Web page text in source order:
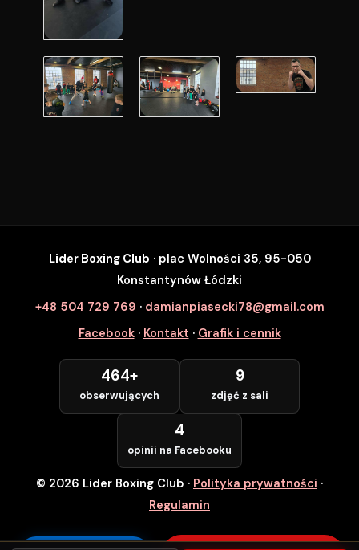
SZYBKI ZAPIS
Zapisz się na wybrane zajęcia
Numer Telefonu *
POTWIERDZAM — WCHODZĘ ZA
DARMO
Lider Boxing Club · plac Wolności 35, 95-050
Konstantynów Łódzki
+48 504 729 769 · damianpiasecki78@gmail.com
Facebook· Kontakt · Grafik i cennik
464+
obserwujących
9
zdjęć z sali
4
opinii na Facebooku
© 2026 Lider Boxing Club · Polityka prywatności ·
Regulamin